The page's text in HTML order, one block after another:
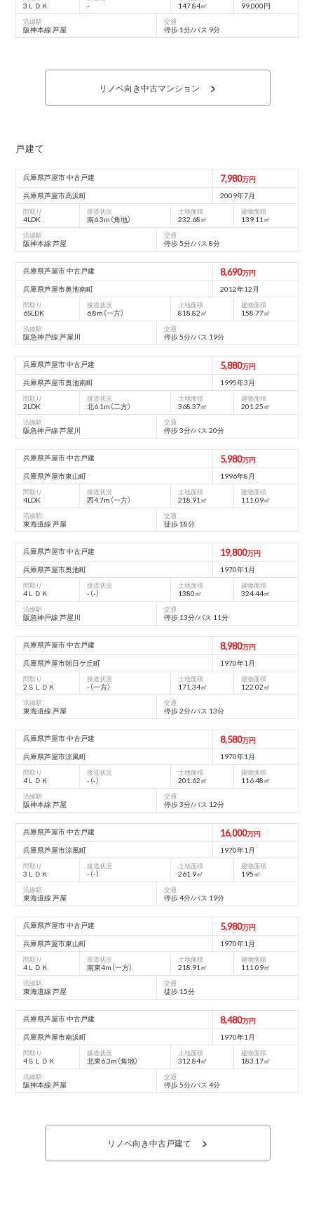
3ＬＤＫ - 147.84㎡ 99,000円
沿線駅
阪神本線 芦屋
交通
停歩 1分/バス 9分
リノベ向き中古マンション
戸建て
兵庫県芦屋市 中古戸建 7,980万円
兵庫県芦屋市高浜町
2009年7月
間取り
4LDK
接道状況
南6.3m（角地）
土地面積
232.68㎡
建物面積
139.11㎡
沿線駅
阪神本線 芦屋
交通
停歩 5分/バス 8分
兵庫県芦屋市 中古戸建 8,690万円
兵庫県芦屋市奥池南町
2012年12月
間取り
6SLDK
接道状況
6.8m（一方）
土地面積
818.82㎡
建物面積
158.77㎡
沿線駅
阪急神戸線 芦屋川
交通
停歩 5分/バス 19分
兵庫県芦屋市 中古戸建 5,880万円
兵庫県芦屋市奥池南町
1995年3月
間取り
2LDK
接道状況
北6.1m（二方）
土地面積
368.37㎡
建物面積
201.25㎡
沿線駅
阪急神戸線 芦屋川
交通
停歩 3分/バス 20分
兵庫県芦屋市 中古戸建 5,980万円
兵庫県芦屋市東山町
1996年8月
間取り
4LDK
接道状況
西4.7m（一方）
土地面積
218.91㎡
建物面積
111.09㎡
沿線駅
東海道線 芦屋
交通
徒歩 18分
兵庫県芦屋市 中古戸建 19,800万円
兵庫県芦屋市奥池町
1970年1月
間取り
4ＬＤＫ
接道状況
-（-）
土地面積
1380㎡
建物面積
324.44㎡
沿線駅
阪急神⼾線 芦屋川
交通
停歩 13分/バス 11分
兵庫県芦屋市 中古戸建 8,980万円
兵庫県芦屋市朝⽇ケ丘町
1970年1月
間取り
2ＳＬＤＫ
接道状況
-（⼀⽅）
土地面積
171.34㎡
建物面積
122.02㎡
沿線駅
東海道線 芦屋
交通
停歩 2分/バス 13分
兵庫県芦屋市 中古戸建 8,580万円
兵庫県芦屋市涼⾵町
1970年1月
間取り
4ＬＤＫ
接道状況
-（-）
土地面積
201.62㎡
建物面積
116.48㎡
沿線駅
阪神本線 芦屋
交通
停歩 3分/バス 12分
兵庫県芦屋市 中古戸建 16,000万円
兵庫県芦屋市涼⾵町
1970年1月
間取り
3ＬＤＫ
接道状況
-（-）
土地面積
261.9㎡
建物面積
195㎡
沿線駅
東海道線 芦屋
交通
停歩 4分/バス 19分
兵庫県芦屋市 中古戸建 5,980万円
兵庫県芦屋市東⼭町
1970年1月
間取り
4ＬＤＫ
接道状況
南東4m（⼀⽅）
土地面積
218.91㎡
建物面積
111.09㎡
沿線駅
東海道線 芦屋
交通
徒歩 15分
兵庫県芦屋市 中古戸建 8,480万円
兵庫県芦屋市南浜町
1970年1月
間取り
4ＳＬＤＫ
接道状況
北東6.3m（⾓地）
土地面積
312.84㎡
建物面積
183.17㎡
沿線駅
阪神本線 芦屋
交通
停歩 5分/バス 4分
リノベ向き中古戸建て